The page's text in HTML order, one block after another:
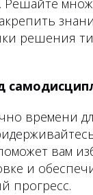
Решайте
решения
времени
вам
и
прогресс.